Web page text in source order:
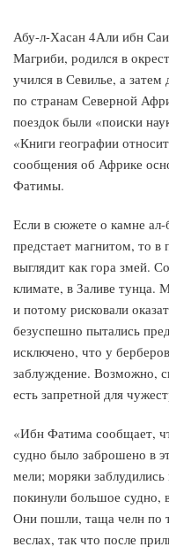
Абу-л-Хасан 4Али ибн
Магриби, родился в
учился в Севилье, а
по странам Северной
поездок были «поиски
«Книги географии
сообщения об Африке
Фатимы.
Если в сюжете о камне
предстает магнитом, то
выглядит как гора змей.
климате, в Заливе тунца.
и потому рисковали
безуспешно пытались
исключено, что у
заблуждение. Возможно,
есть запретной для
«Ибн Фатима сообщает,
судно было заброшено в
мели; моряки
покинули большое судно,
Они пошли, таща челн по
веслах, так что после